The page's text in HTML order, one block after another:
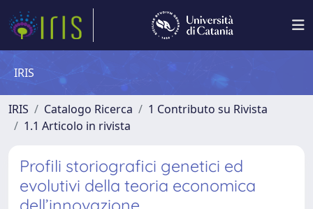
IRIS
IRIS Catalogo Ricerca
1 Contributo su Rivista
1.1 Articolo in rivista
Profili storiografici genetici ed
evolutivi della teoria economica